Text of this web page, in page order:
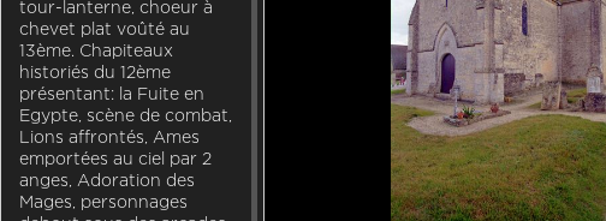
tour-lanterne, choeur à
chevet plat voûté au
13ème. Chapiteaux
historiés du 12ème
présentant: la Fuite en
Egypte, scène de combat,
Lions affrontés, Ames
emportées au ciel par 2
anges, Adoration des
Mages, personnages